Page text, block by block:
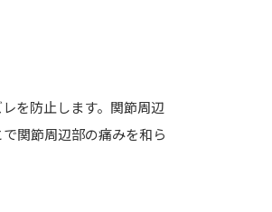
を防止します。関節周辺
関節周辺部の痛みを和ら